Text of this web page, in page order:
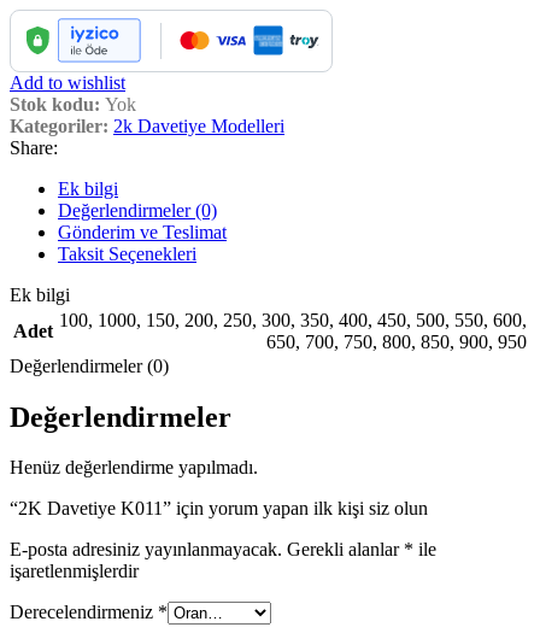
Add to wishlist
Stok kodu: Yok
Kategoriler: 2k Davetiye Modelleri
Share:
Ek bilgi
Değerlendirmeler (0)
Gönderim ve Teslimat
Taksit Seçenekleri
Ek bilgi
Adet
100, 1000, 150, 200, 250, 300, 350, 400, 450, 500, 550, 600,
650, 700, 750, 800, 850, 900, 950
Değerlendirmeler (0)
Değerlendirmeler
Henüz değerlendirme yapılmadı.
“2K Davetiye K011” için yorum yapan ilk kişi siz olun
E-posta adresiniz yayınlanmayacak. Gerekli alanlar * ile
işaretlenmişlerdir
Derecelendirmeniz *